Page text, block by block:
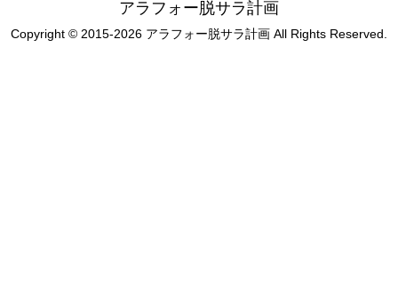
アラフォー脱サラ計画
Copyright © 2015-2026 アラフォー脱サラ計画 All Rights Reserved.